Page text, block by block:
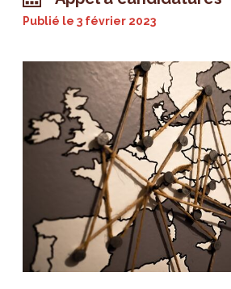
Publié le3 février 2023